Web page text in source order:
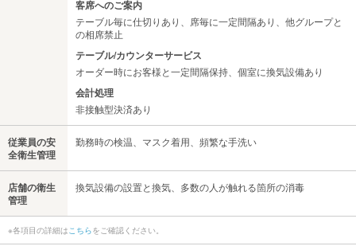
客席へのご案内
テーブル毎に仕切りあり、席毎に一定間隔あり、他グループと
の相席禁止
テーブル/カウンターサービス
オーダー時にお客様と一定間隔保持、個室に換気設備あり
会計処理
非接触型決済あり
従業員の安
全衛生管理
勤務時の検温、マスク着用、頻繁な手洗い
店舗の衛生
管理
換気設備の設置と換気、多数の人が触れる箇所の消毒
※各項目の詳細はこちらをご確認ください。